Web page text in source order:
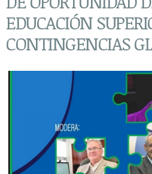
EDUCACIÓN
CONTINGENCIAS